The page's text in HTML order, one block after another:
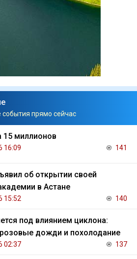
прямо сейчас
15 миллионов
16:09 141
об открытии своей
в Астане
15:52 140
под влиянием циклона:
дожди и похолодание
02:37 137